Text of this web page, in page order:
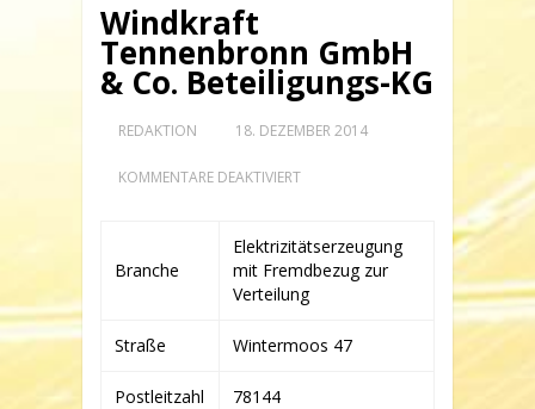
Windkraft
Tennenbronn GmbH
& Co. Beteiligungs-KG
REDAKTION 18. DEZEMBER 2014
KOMMENTARE DEAKTIVIERTFÜR
&
CO.
BETEILIGUNGS-
KG
Branche
Elektrizitätserzeugung
mit Fremdbezug zur
Verteilung
Straße Wintermoos 47
Postleitzahl 78144